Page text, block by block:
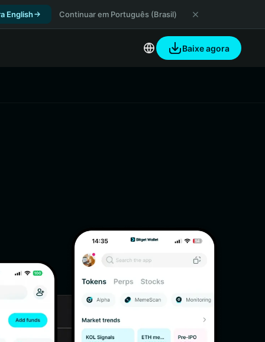
English Continuar em Português (Brasil)
Baixe agora